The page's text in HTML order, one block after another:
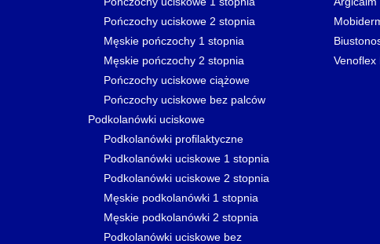
Pończochy uciskowe 2 stopnia
Męskie pończochy 1 stopnia
Męskie pończochy 2 stopnia
Pończochy uciskowe ciążowe
Pończochy uciskowe bez palców
Podkolanówki uciskowe
Podkolanówki profilaktyczne
Podkolanówki uciskowe 1 stopnia
Podkolanówki uciskowe 2 stopnia
Męskie podkolanówki 1 stopnia
Męskie podkolanówki 2 stopnia
Podkolanówki uciskowe bez
Venoflex